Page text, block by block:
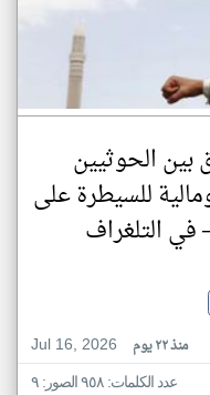
الحوثيين
للسيطرة على
التلغراف
Jul 16, 2026
منذ ٢٢ يوم
عدد الكلمات: ٩٥٨ الصور: ٩